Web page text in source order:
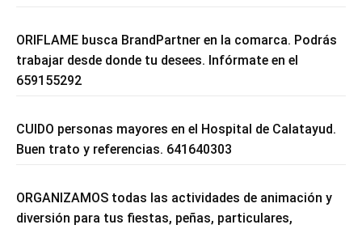
ORIFLAME busca BrandPartner en la comarca. Podrás
trabajar desde donde tu desees. Infórmate en el
659155292
CUIDO personas mayores en el Hospital de Calatayud.
Buen trato y referencias. 641640303
ORGANIZAMOS todas las actividades de animación y
diversión para tus fiestas, peñas, particulares,